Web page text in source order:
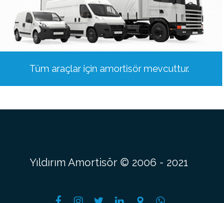
Tüm araçlar için amortisör mevcuttur.
Yıldırım Amortisör © 2006 - 2021